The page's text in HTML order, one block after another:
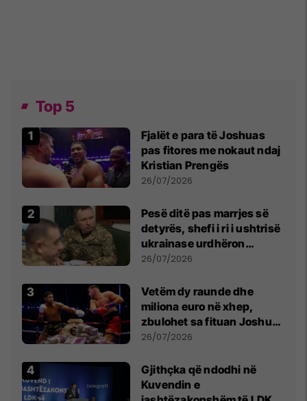
Top 5
Fjalët e para të Joshuas
pas fitores me nokaut ndaj
Kristian Prengës
26/07/2026
Pesë ditë pas marrjes së
detyrës, shefi i ri i ushtrisë
ukrainase urdhëron
kontroll të madh
26/07/2026
Vetëm dy raunde dhe
miliona euro në xhep,
zbulohet sa fituan Joshua
e Prenga
26/07/2026
Gjithçka që ndodhi në
Kuvendin e